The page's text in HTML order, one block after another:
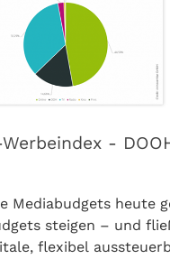
Werbeindex -
Mediabudgets heute
steigen – und
flexibel